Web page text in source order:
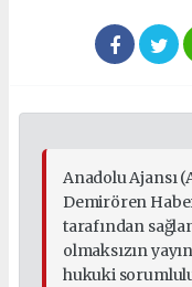
Anadolu Ajansı
Demirören
tarafından
olmaksızın
hukuki